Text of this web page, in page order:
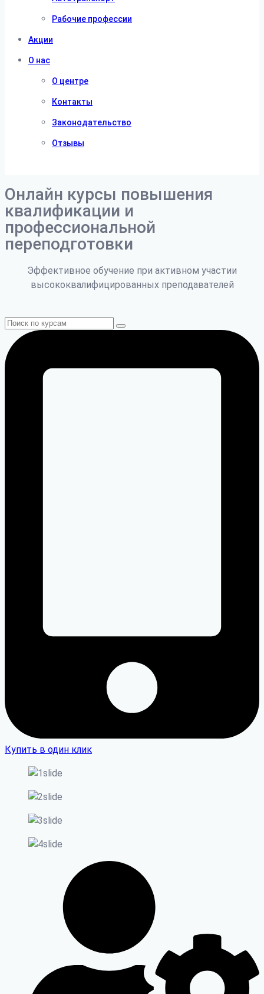
Рабочие профессии
Акции
О нас
О центре
Контакты
Законодательство
Отзывы
Онлайн курсы повышения
квалификации и
профессиональной
переподготовки
Эффективное обучение при активном участии
высококвалифицированных преподавателей
Купить в один клик